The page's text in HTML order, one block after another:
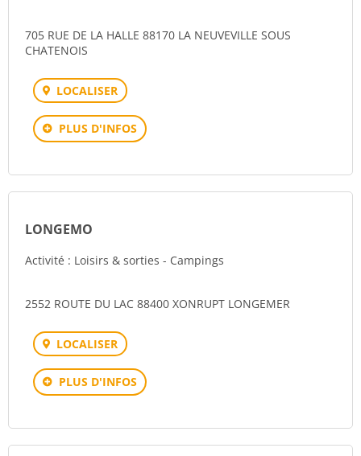
705 RUE DE LA HALLE 88170 LA NEUVEVILLE SOUS
CHATENOIS
LOCALISER
PLUS D'INFOS
LONGEMO
Activité : Loisirs & sorties - Campings
2552 ROUTE DU LAC 88400 XONRUPT LONGEMER
LOCALISER
PLUS D'INFOS